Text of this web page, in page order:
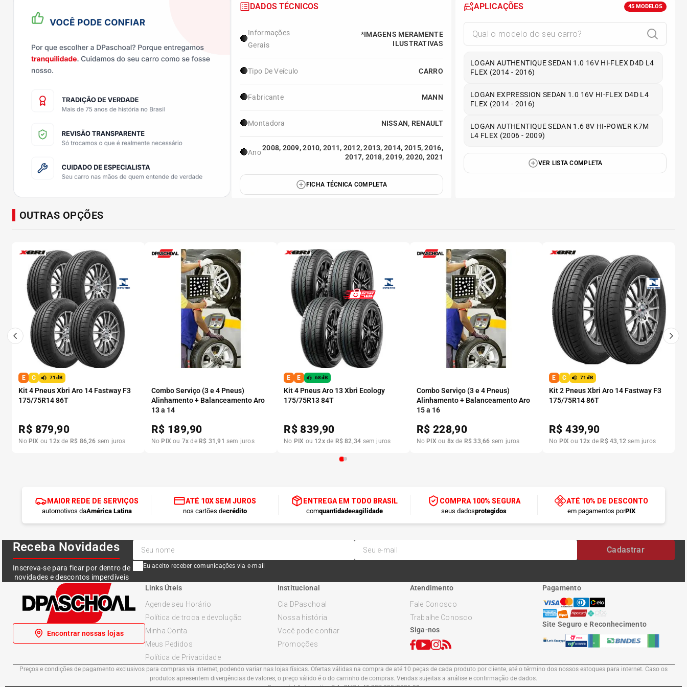
DADOS TÉCNICOS
🔴
Informações
Gerais
*IMAGENS MERAMENTE
ILUSTRATIVAS
🔴Tipo De Veículo CARRO
🔴Fabricante MANN
🔴Montadora NISSAN, RENAULT
🔴Ano
2008, 2009, 2010, 2011, 2012, 2013, 2014, 2015, 2016,
2017, 2018, 2019, 2020, 2021
FICHA TÉCNICA COMPLETA
APLICAÇÕES 45 MODELOS
LOGAN AUTHENTIQUE SEDAN 1.0 16V HI-FLEX D4D L4
FLEX (2014 - 2016)
LOGAN EXPRESSION SEDAN 1.0 16V HI-FLEX D4D L4
FLEX (2014 - 2016)
LOGAN AUTHENTIQUE SEDAN 1.6 8V HI-POWER K7M
L4 FLEX (2006 - 2009)
VER LISTA COMPLETA
OUTRAS OPÇÕES
E C 71dB
Kit 4 Pneus Xbri Aro 14 Fastway F3
175/75R14 86T
R$ 879,90
No PIX ou 12x de R$ 86,26 sem juros
Combo Serviço (3 e 4 Pneus)
Alinhamento + Balanceamento Aro
13 a 14
R$ 189,90
No PIX ou 7x de R$ 31 ,91 sem juros
E E 68dB
Kit 4 Pneus Aro 13 Xbri Ecology
175/75R13 84T
R$ 839,90
No PIX ou 12xde R$ 82,34 sem juros
Combo Serviço (3 e 4 Pneus)
Alinhamento + Balanceamento Aro
15 a 16
R$ 228,90
No PIX ou 8x de R$ 33,66 sem juros
E C 71dB
Kit 2 Pneus Xbri Aro 14 Fastway F3
175/75R14 86T
R$439,90
No PIX ou 12x de R$ 43, 12 sem juros
MAIOR REDE DE SERVIÇOS
automotivos daAmérica Latina
ATÉ 10X SEM JUROS
nos cartões decrédito
ENTREGA EM TODO BRASIL
comquantidadeeagilidade
COMPRA 100% SEGURA
seus dadosprotegidos
ATÉ 10% DE DESCONTO
em pagamentos porPIX
Receba Novidades
Inscreva-se para ficar por dentro de
novidades e descontos imperdíveis
Cadastrar
Eu aceito receber comunicações via e-mail
Encontrar nossas lojas
Links Úteis
Agende seu Horário
Política de troca e devolução
Minha Conta
Meus Pedidos
Política de Privacidade
Institucional
Cia DPaschoal
Nossa história
Você pode confiar
Promoções
Atendimento
Fale Conosco
Trabalhe Conosco
Siga-nos
Pagamento
Site Seguro e Reconhecimento
Preços e condições de pagamento exclusivos para compras via internet, podendo variar nas lojas físicas. Ofertas válidas na compra de até 10 peças de cada produto por cliente, até o término dos nossos estoques para internet. Caso os
produtos apresentem divergências de valores, o preço válido é o do carrinho de compras. Vendas sujeitas a análise e confirmação de dados.